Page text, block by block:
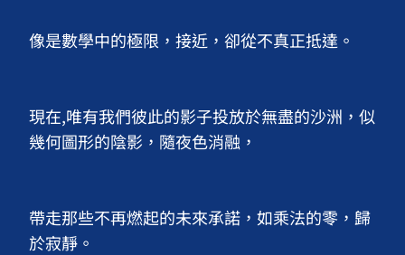
像是數學中的極限，接近，卻從不真正抵達。
現在,唯有我們彼此的影子投放於無盡的沙洲，似
幾何圖形的陰影，隨夜色消融，
帶走那些不再燃起的未來承諾，如乘法的零，歸
於寂靜。